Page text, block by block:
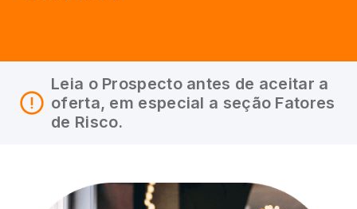
Leia o Prospecto antes de aceitar a
oferta, em especial a seção Fatores
de Risco.